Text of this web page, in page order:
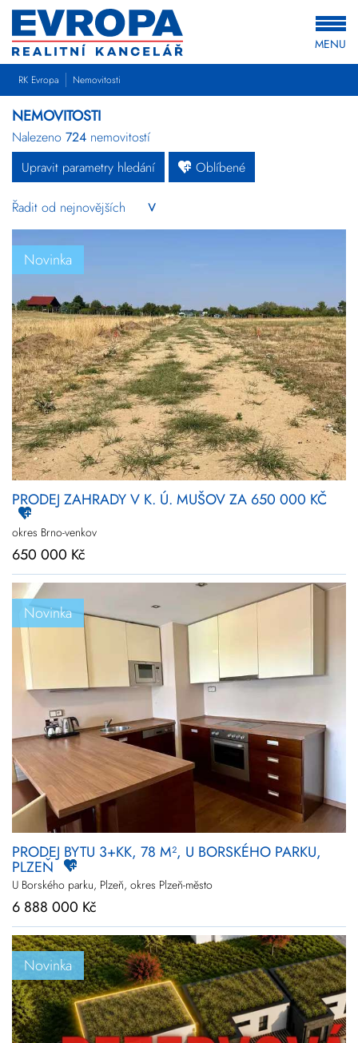
MENU
RK Evropa Nemovitosti
NEMOVITOSTI
Nalezeno 724 nemovitostí
Upravit parametry hledání
Oblíbené
Novinka
PRODEJ ZAHRADY V K. Ú. MUŠOV ZA 650 000 KČ
okres Brno-venkov
650 000 Kč
Novinka
PRODEJ BYTU 3+KK, 78 M², U BORSKÉHO PARKU,
PLZEŇ
U Borského parku, Plzeň, okres Plzeň-město
6 888 000 Kč
Novinka
Byty Domy Pozemky
Komerční Ostatní Developerské
projekty
Novinky Zlevněné
Prodej Pronájem Vše
Kraj Vyberte kraje
Upřesnit
lokalitu
Cena
rozšířené hledání